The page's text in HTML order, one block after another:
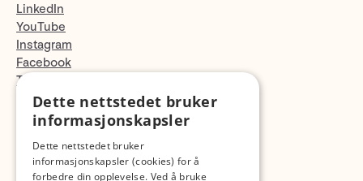
LinkedIn
YouTube
Instagram
Facebook
TikTok
Fotopodden
Dette nettstedet bruker
informasjonskapsler
Dette nettstedet bruker
informasjonskapsler (cookies) for å
forbedre din opplevelse. Ved å bruke